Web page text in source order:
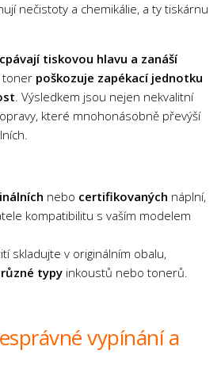
nečistoty a chemikálie, a ty tiskárnu
tiskovou hlavu a zanáší
toner poškozuje zapékací jednotku
. Výsledkem jsou nejen nekvalitní
které mnohonásobně převýší
nebo certifikovaných náplní,
kompatibilitu s vaším modelem
skladujte v originálním obalu,
typy inkoustů nebo tonerů.
vypínání a